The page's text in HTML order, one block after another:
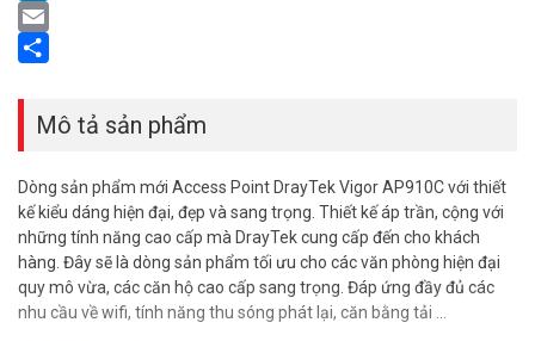
LinkedIn
Email
Mô tả sản phẩm
Dòng sản phẩm mới Access Point DrayTek Vigor AP910C với thiết
kế kiểu dáng hiện đại, đẹp và sang trọng. Thiết kế áp trần, cộng với
những tính năng cao cấp mà DrayTek cung cấp đến cho khách
hàng. Đây sẽ là dòng sản phẩm tối ưu cho các văn phòng hiện đại
quy mô vừa, các căn hộ cao cấp sang trọng. Đáp ứng đầy đủ các
nhu cầu về wifi, tính năng thu sóng phát lại, căn bằng tải …